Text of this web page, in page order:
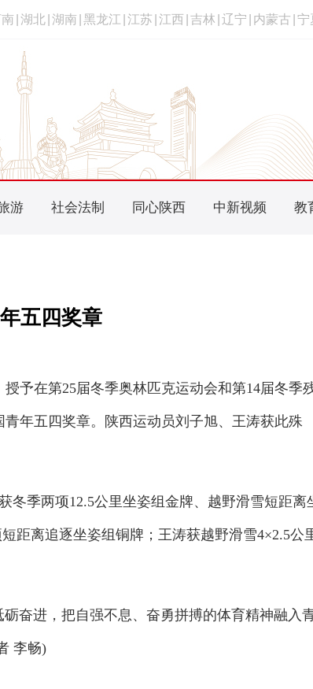
湖北 湖南 黑龙江 江苏 江西 吉林 辽宁 内蒙古 宁
游 社会法制 同心陕西 中新视频 教
五四奖章
在第25届冬季奥林匹克运动会和第14届冬季
年五四奖章。陕西运动员刘子旭、王涛获此殊
季两项12.5公里坐姿组金牌、越野滑雪短距离
距离追逐坐姿组铜牌；王涛获越野滑雪4×2.5公
进，把自强不息、奋勇拼搏的体育精神融入
李畅)